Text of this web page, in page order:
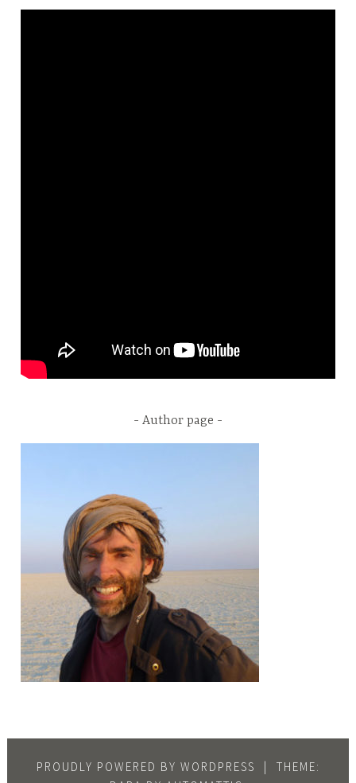
Author page
PROUDLY POWERED BY WORDPRESS
THEME: